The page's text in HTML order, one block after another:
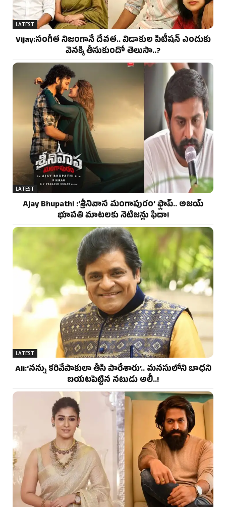
LATEST
Vijay:సంగీత నిజంగానే దేవత.. విడాకుల పిటీషన్ ఎందుకు
వెనక్కి తీసుకుందో తెలుసా..?
LATEST
Ajay Bhupathi :‘శ్రీనివాస మంగాపురం’ ఫ్లాప్.. అజయ్
భూపతి మాటలకు నెటిజన్లు ఫిదా!
LATEST
Ali:‘నన్ను కరివేపాకులా తీసి పారేశారు’.. మనసులోని బాధని
బయటపెట్టిన నటుడు అలీ..!